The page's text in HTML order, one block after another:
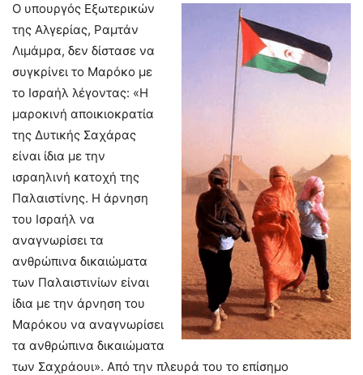
Ο υπουργός Εξωτερικών
της Αλγερίας, Ραμτάν
Λιμάμρα, δεν δίστασε να
συγκρίνει το Μαρόκο με
το Ισραήλ λέγοντας: «Η
μαροκινή αποικιοκρατία
της Δυτικής Σαχάρας
είναι ίδια με την
ισραηλινή κατοχή της
Παλαιστίνης. Η άρνηση
του Ισραήλ να
αναγνωρίσει τα
ανθρώπινα δικαιώματα
των Παλαιστινίων είναι
ίδια με την άρνηση του
Μαρόκου να αναγνωρίσει
τα ανθρώπινα δικαιώματα
των Σαχράουι». Από την πλευρά του το επίσημο